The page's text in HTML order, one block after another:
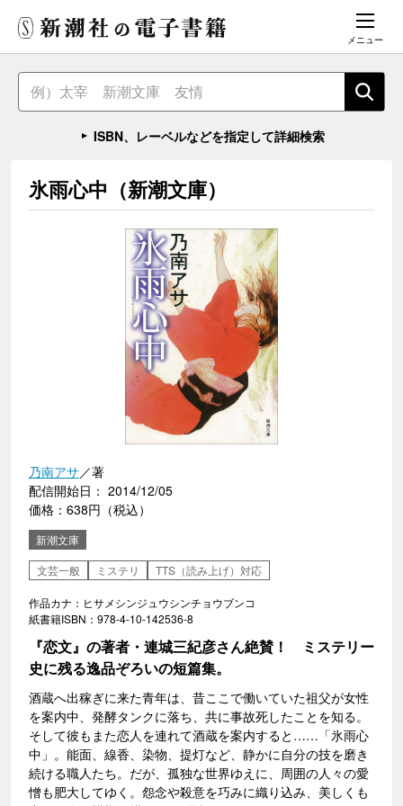
メニュー
ISBN、レーベルなどを指定して詳細検索
氷雨心中（新潮文庫）
乃南アサ／著
配信開始日： 2014/12/05
価格：638円（税込）
新潮文庫
文芸一般
ミステリ TTS（読み上げ）対応
作品カナ：ヒサメシンジュウシンチョウブンコ
紙書籍ISBN：978-4-10-142536-8
『恋文』の著者・連城三紀彦さん絶賛！ ミステリー
史に残る逸品ぞろいの短篇集。
酒蔵へ出稼ぎに来た青年は、昔ここで働いていた祖父が女性
を案内中、発酵タンクに落ち、共に事故死したことを知る。
そして彼もまた恋人を連れて酒蔵を案内すると……「氷雨心
中」。能面、線香、染物、提灯など、静かに自分の技を磨き
続ける職人たち。だが、孤独な世界ゆえに、周囲の人々の愛
憎も肥大してゆく。怨念や殺意を巧みに織り込み、美しくも